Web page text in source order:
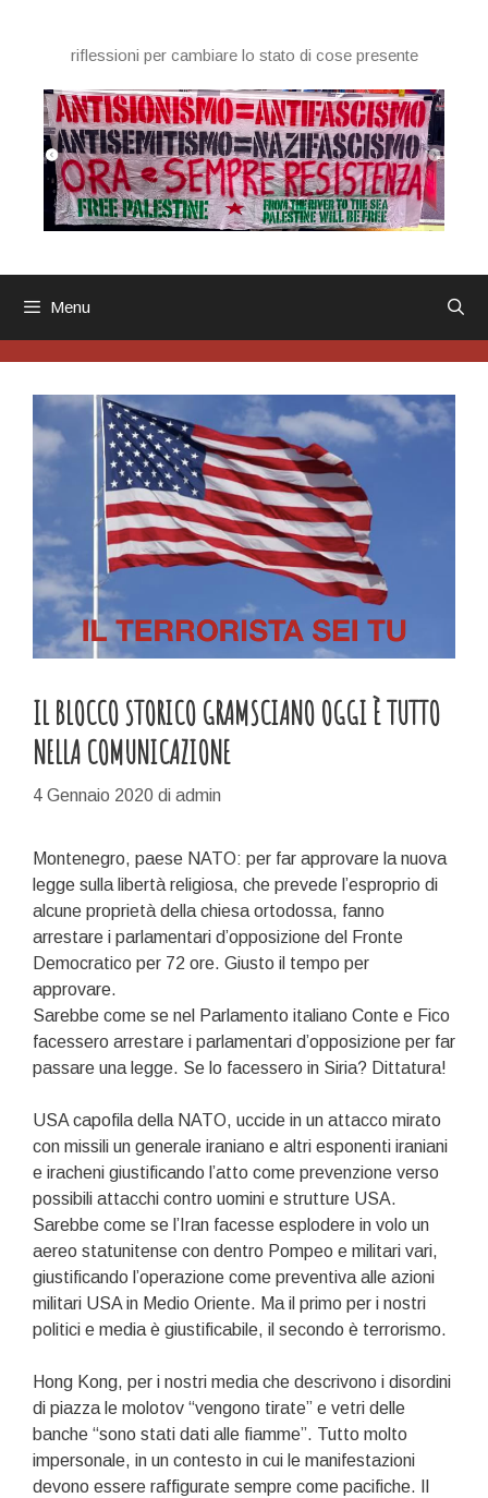
contenutoriflessioni per cambiare lo stato di cose presente
Menu
IL BLOCCO STORICO GRAMSCIANO OGGI È TUTTO
NELLA COMUNICAZIONE
4 Gennaio 2020 di admin
Montenegro, paese NATO: per far approvare la nuova
legge sulla libertà religiosa, che prevede l’esproprio di
alcune proprietà della chiesa ortodossa, fanno
arrestare i parlamentari d’opposizione del Fronte
Democratico per 72 ore. Giusto il tempo per
approvare.
Sarebbe come se nel Parlamento italiano Conte e Fico
facessero arrestare i parlamentari d’opposizione per far
passare una legge. Se lo facessero in Siria? Dittatura!
USA capofila della NATO, uccide in un attacco mirato
con missili un generale iraniano e altri esponenti iraniani
e iracheni giustificando l’atto come prevenzione verso
possibili attacchi contro uomini e strutture USA.
Sarebbe come se l’Iran facesse esplodere in volo un
aereo statunitense con dentro Pompeo e militari vari,
giustificando l’operazione come preventiva alle azioni
militari USA in Medio Oriente. Ma il primo per i nostri
politici e media è giustificabile, il secondo è terrorismo.
Hong Kong, per i nostri media che descrivono i disordini
di piazza le molotov “vengono tirate” e vetri delle
banche “sono stati dati alle fiamme”. Tutto molto
impersonale, in un contesto in cui le manifestazioni
devono essere raffigurate sempre come pacifiche. Il